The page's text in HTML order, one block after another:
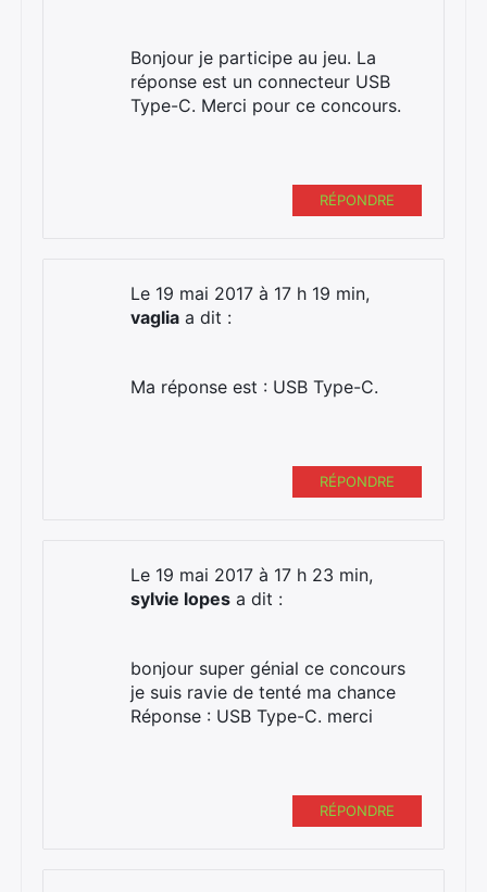
Bonjour je participe au jeu. La
réponse est un connecteur USB
Type-C. Merci pour ce concours.
RÉPONDRE
Le 19 mai 2017 à 17 h 19 min,
vaglia a dit :
Ma réponse est : USB Type-C.
RÉPONDRE
Le 19 mai 2017 à 17 h 23 min,
sylvie lopes a dit :
bonjour super génial ce concours
je suis ravie de tenté ma chance
Réponse : USB Type-C. merci
RÉPONDRE